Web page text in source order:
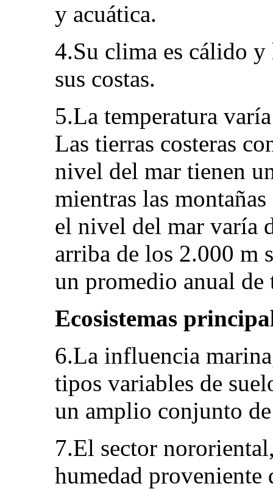
y acuática.
4.Su clima es cálido y
sus costas.
5.La temperatura
Las tierras costeras
nivel del mar tienen
mientras las
el nivel del mar varía
arriba de los 2.000 m
un promedio anual de
Ecosistemas
6.La influencia
tipos variables de
un amplio conjunto de
7.El sector
humedad